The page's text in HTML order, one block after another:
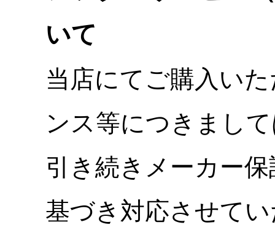
いて
当店にてご購入い
ンス等につきまし
引き続きメーカー
基づき対応させて